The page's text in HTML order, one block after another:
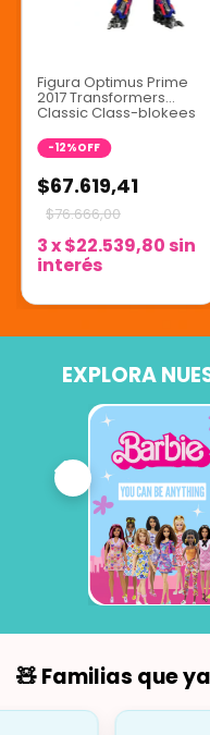
Figura Optimus Prime
2017 Transformers
Classic Class-blokees
-12%OFF
$67.619,41
$76.666,00
3x$22.539,80 sin
interés
EXPLORA
🧸 Familias que